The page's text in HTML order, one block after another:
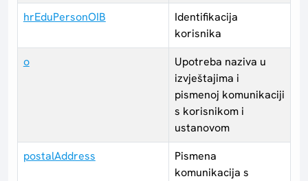
hrEduPersonOIB
Identifikacija
korisnika
o
Upotreba naziva u
izvještajima i
pismenoj komunikaciji
s korisnikom i
ustanovom
postalAddress
Pismena
komunikacija s